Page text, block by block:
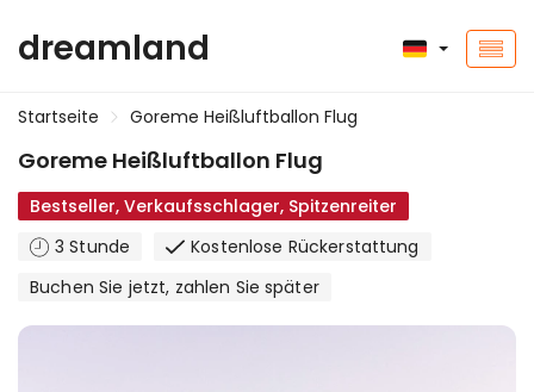
dreamland
Startseite Goreme Heißluftballon Flug
Goreme Heißluftballon Flug
Bestseller, Verkaufsschlager, Spitzenreiter
3 Stunde
Kostenlose Rückerstattung
Buchen Sie jetzt, zahlen Sie später